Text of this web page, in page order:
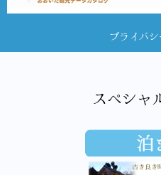
プライバ
スペシャ